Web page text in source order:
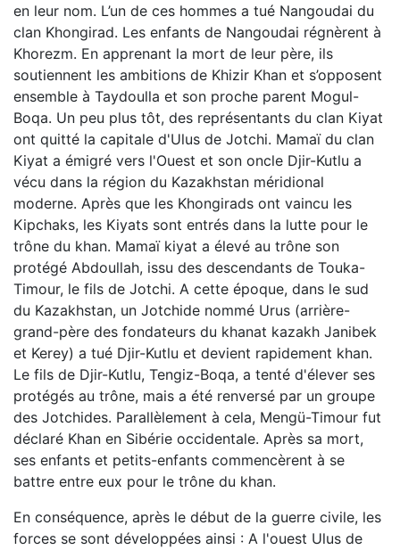
en leur nom. L’un de ces hommes a tué Nangoudai du
clan Khongirad. Les enfants de Nangoudai régnèrent à
Khorezm. En apprenant la mort de leur père, ils
soutiennent les ambitions de Khizir Khan et s’opposent
ensemble à Taydoulla et son proche parent Mogul-
Boqa. Un peu plus tôt, des représentants du clan Kiyat
ont quitté la capitale d'Ulus de Jotchi. Mamaï du clan
Kiyat a émigré vers l'Ouest et son oncle Djir-Kutlu a
vécu dans la région du Kazakhstan méridional
moderne. Après que les Khongirads ont vaincu les
Kipchaks, les Kiyats sont entrés dans la lutte pour le
trône du khan. Mamaï kiyat a élevé au trône son
protégé Abdoullah, issu des descendants de Touka-
Timour, le fils de Jotchi. A cette époque, dans le sud
du Kazakhstan, un Jotchide nommé Urus (arrière-
grand-père des fondateurs du khanat kazakh Janibek
et Kerey) a tué Djir-Kutlu et devient rapidement khan.
Le fils de Djir-Kutlu, Tengiz-Boqa, a tenté d'élever ses
protégés au trône, mais a été renversé par un groupe
des Jotchides. Parallèlement à cela, Mengü-Timour fut
déclaré Khan en Sibérie occidentale. Après sa mort,
ses enfants et petits-enfants commencèrent à se
battre entre eux pour le trône du khan.
En conséquence, après le début de la guerre civile, les
forces se sont développées ainsi : A l'ouest Ulus de